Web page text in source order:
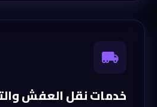
خدمات نقل العفش